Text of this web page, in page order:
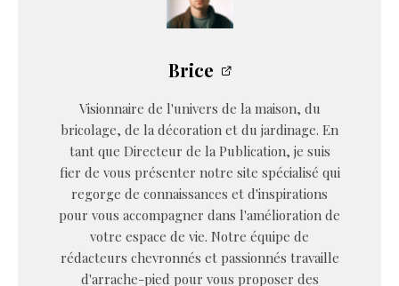
Brice
Visionnaire de l'univers de la maison, du
bricolage, de la décoration et du jardinage. En
tant que Directeur de la Publication, je suis
fier de vous présenter notre site spécialisé qui
regorge de connaissances et d'inspirations
pour vous accompagner dans l'amélioration de
votre espace de vie. Notre équipe de
rédacteurs chevronnés et passionnés travaille
d'arrache-pied pour vous proposer des